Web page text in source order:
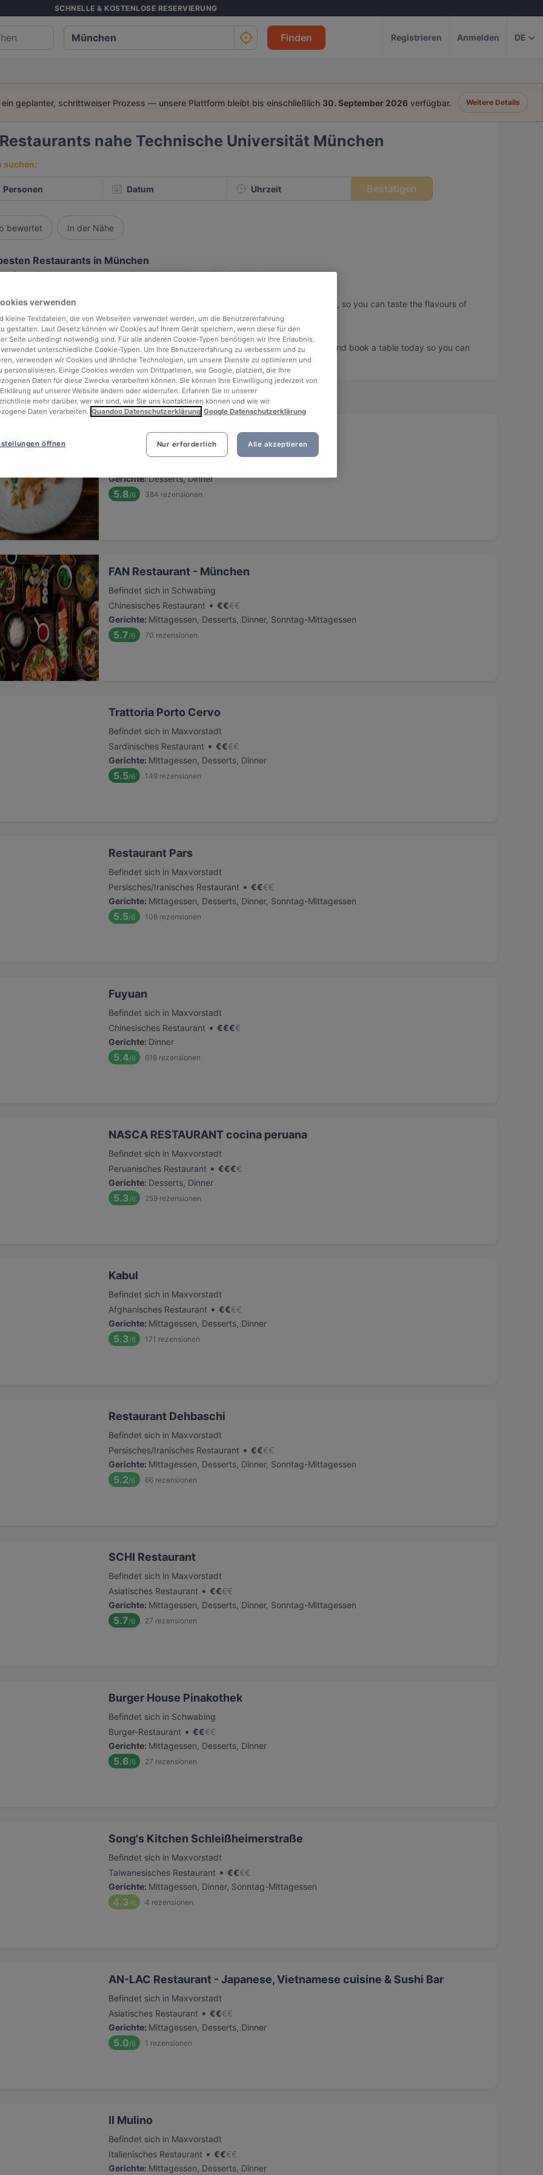
SCHNELLE & KOSTENLOSE RESERVIERUNG
Finden Registrieren Anmelden DE
geplanter, schrittweiser Prozess — unsere Plattform bleibt bis einschließlich 30. September 2026 verfügbar. Weitere Details
Restaurants nahe Technische Universität München
suchen:
Personen Datum Uhrzeit Bestätigen
bewertet In der Nähe
Restaurants in München
for delicious restaurants near Technische Universität München?
rounded up the top places to eat and drink around Technische Universität München, so you can taste the flavours of
without the stress of waiting in line (and getting hungry 😩).
out our list of the best restaurants and bars near Technische Universität München and book a table today so you can
unwind, and enjoy a tasty slice of München.
Salzkruste Restaurant & Bar
Befindet sich in Schwabing-West
Gerichte:Desserts, Dinner
5.8/6 384 rezensionen
FAN Restaurant - München
Befindet sich in Schwabing
Chinesisches Restaurant • €€€€
Gerichte: Mittagessen, Desserts, Dinner, Sonntag-Mittagessen
5.7/6 70 rezensionen
Trattoria Porto Cervo
Befindet sich in Maxvorstadt
Sardinisches Restaurant • €€€€
Gerichte: Mittagessen, Desserts, Dinner
5.5/6 149 rezensionen
Restaurant Pars
Befindet sich in Maxvorstadt
Persisches/Iranisches Restaurant • €€€€
Gerichte: Mittagessen, Desserts, Dinner, Sonntag-Mittagessen
5.5/6 106 rezensionen
Fuyuan
Befindet sich in Maxvorstadt
Chinesisches Restaurant • €€€€
Gerichte: Dinner
5.4/6 616 rezensionen
NASCA RESTAURANT cocina peruana
Befindet sich in Maxvorstadt
Peruanisches Restaurant • €€€€
Gerichte: Desserts, Dinner
5.3/6 259 rezensionen
Kabul
Befindet sich in Maxvorstadt
Afghanisches Restaurant • €€€€
Gerichte: Mittagessen, Desserts, Dinner
5.3/6 171 rezensionen
Restaurant Dehbaschi
Befindet sich in Maxvorstadt
Persisches/Iranisches Restaurant • €€€€
Gerichte: Mittagessen, Desserts, Dinner, Sonntag-Mittagessen
5.2/6 66 rezensionen
SCHI Restaurant
Befindet sich in Maxvorstadt
Asiatisches Restaurant • €€€€
Gerichte: Mittagessen, Desserts, Dinner, Sonntag-Mittagessen
5.7/6 27 rezensionen
Burger House Pinakothek
Befindet sich in Schwabing
Burger-Restaurant • €€€€
Gerichte: Mittagessen, Desserts, Dinner
5.6/6 27 rezensionen
Song's Kitchen Schleißheimerstraße
Befindet sich in Maxvorstadt
Taiwanesisches Restaurant • €€€€
Gerichte: Mittagessen, Dinner, Sonntag-Mittagessen
4.3/6 4 rezensionen
AN-LAC Restaurant - Japanese, Vietnamese cuisine & Sushi Bar
Befindet sich in Maxvorstadt
Asiatisches Restaurant • €€€€
Gerichte: Mittagessen, Desserts, Dinner
5.0/6 1 rezensionen
Il Mulino
Befindet sich in Maxvorstadt
Italienisches Restaurant • €€€€
Gerichte: Mittagessen, Desserts, Dinner
verwenden
kleine Textdateien, die von Webseiten verwendet werden, um die Benutzererfahrung
gestalten. Laut Gesetz können wir Cookies auf Ihrem Gerät speichern, wenn diese für den
Seite unbedingt notwendig sind. Für alle anderen Cookie-Typen benötigen wir Ihre Erlaubnis.
unterschiedliche Cookie-Typen. Um Ihre Benutzererfahrung zu verbessern und zu
verwenden wir Cookies und ähnliche Technologien, um unsere Dienste zu optimieren und
personalisieren. Einige Cookies werden von Drittparteien, wie Google, platziert, die Ihre
Daten für diese Zwecke verarbeiten können. Sie können Ihre Einwilligung jederzeit von
auf unserer Website ändern oder widerrufen. Erfahren Sie in unserer
mehr darüber, wer wir sind, wie Sie uns kontaktieren können und wie wir
Daten verarbeiten. Quandoo Datenschutzerklärung Google Datenschutzerklärung
Nur erforderlich Alle akzeptieren
öffnen